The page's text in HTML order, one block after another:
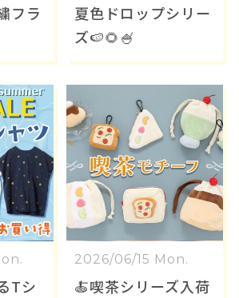
フラ
夏色ドロップシリー
ズ🍉🌻🍧
Tシ
2026/06/15 Mon.
🍝喫茶シリーズ入荷